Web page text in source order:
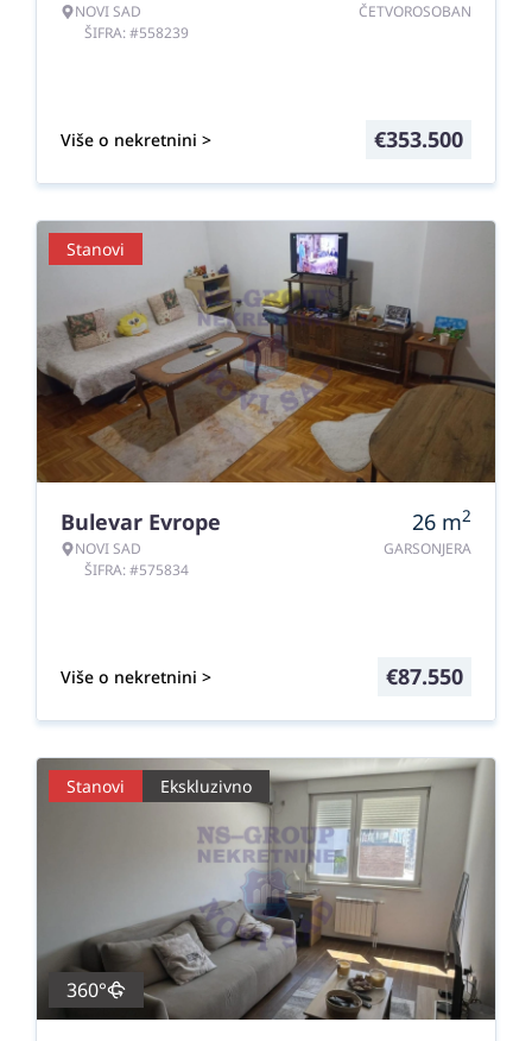
NOVI SAD
ŠIFRA: #558239
ČETVOROSOBAN
Više o nekretnini > €353.500
Stanovi
Bulevar Evrope
NOVI SAD
ŠIFRA: #575834
26 m2
GARSONJERA
Više o nekretnini > €87.550
Stanovi Ekskluzivno
360°